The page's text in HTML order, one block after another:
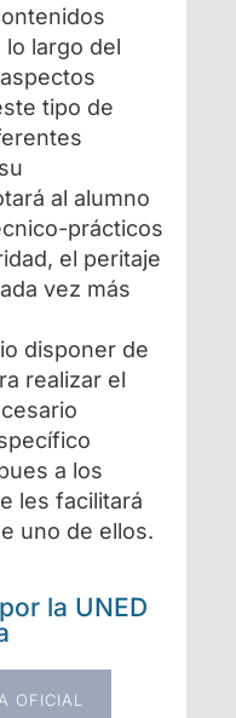
largo del
tipo de
al alumno
prácticos
el peritaje
vez más
disponer de
realizar el
a los
les facilitará
uno de ellos.
la UNED
OFICIAL